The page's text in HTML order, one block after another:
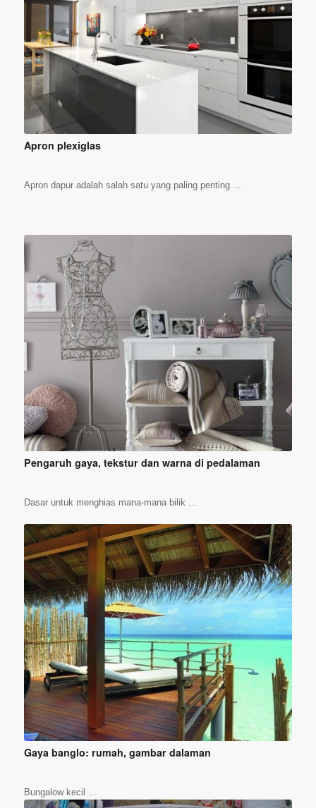
Apron plexiglas
Apron dapur adalah salah satu yang paling penting ...
Pengaruh gaya, tekstur dan warna di pedalaman
Dasar untuk menghias mana-mana bilik ...
Gaya banglo: rumah, gambar dalaman
Bungalow kecil ...